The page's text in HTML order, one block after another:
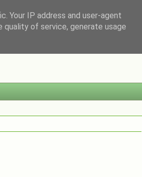
Your IP address and user-agent
quality of service, generate usage